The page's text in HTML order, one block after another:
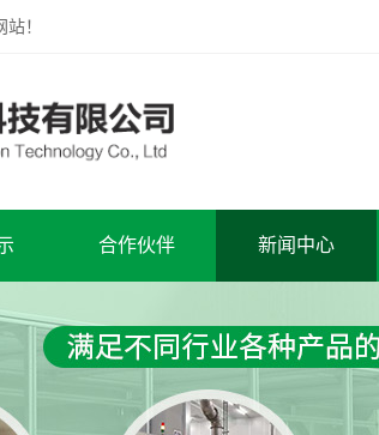
！
合作伙伴 新闻中心